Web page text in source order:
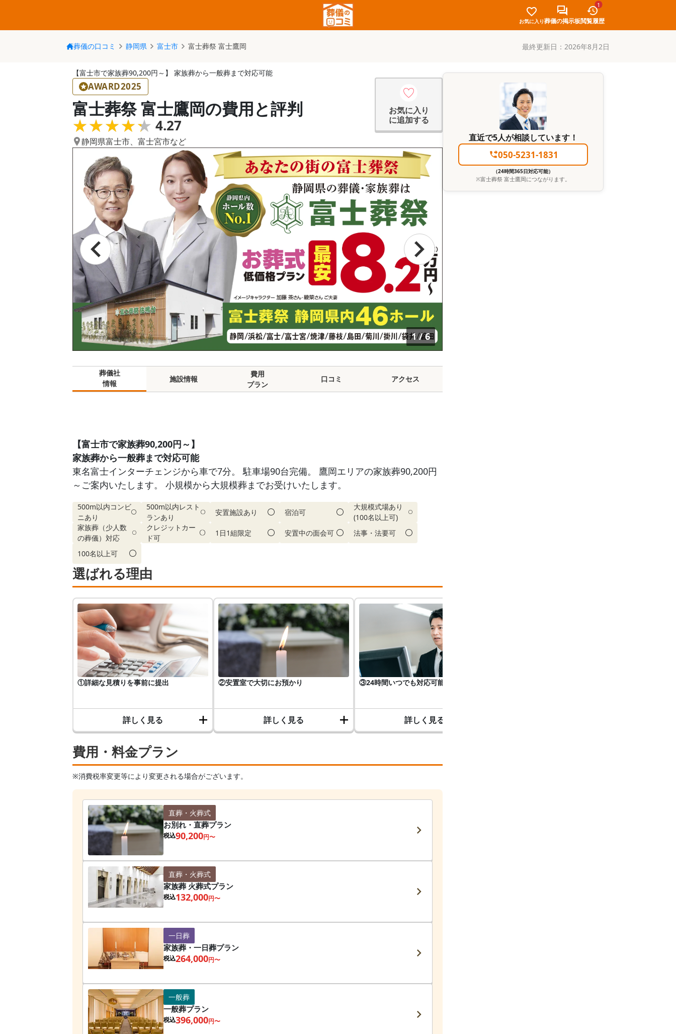
お気に入り葬儀の掲示板
1
閲覧履歴
葬儀の口コミ 静岡県 富士市 富士葬祭 富士鷹岡 最終更新日： 2026年8月2日
【富士市で家族葬90,200円～】 家族葬から一般葬まで対応可能
AWARD2025
富士葬祭 富士鷹岡の費用と評判
★★★★★
★★★★★ 4.27
お気に入り
に追加する
静岡県富士市、 富士宮市など
1/6
葬儀社
情報
施設情報
費用
プラン
口コミ アクセス
費用・料金プラン
※消費税率変更等により変更される場合がございます。
直葬・火葬式
お別れ・直葬プラン
税込90,200円〜
直葬・火葬式
家族葬 火葬式プラン
税込132,000円〜
一日葬
家族葬・一日葬プラン
税込264,000円〜
一般葬
一般葬プラン
税込396,000円〜
【富士市で家族葬90,200円～】
家族葬から一般葬まで対応可能
東名富士インターチェンジから車で7分。 駐車場90台完備。 鷹岡エリアの家族葬90,200円
～ご案内いたします。 小規模から大規模葬までお受けいたします。
500m以内コンビ
ニあり
500m以内レスト
ランあり
安置施設あり 宿泊可
大規模式場あり
(100名以上可)
家族葬（少人数
の葬儀）対応
クレジットカー
ド可
1日1組限定 安置中の面会可 法事・法要可
100名以上可
選ばれる理由
①詳細な見積りを事前に提出
詳しく見る
②安置室で大切にお預かり
詳しく見る
③24時間いつでも対応可能
詳しく見る
直近で5人が相談しています！
050-5231-1831
（24時間365日対応可能）
※富士葬祭 富士鷹岡につながります。